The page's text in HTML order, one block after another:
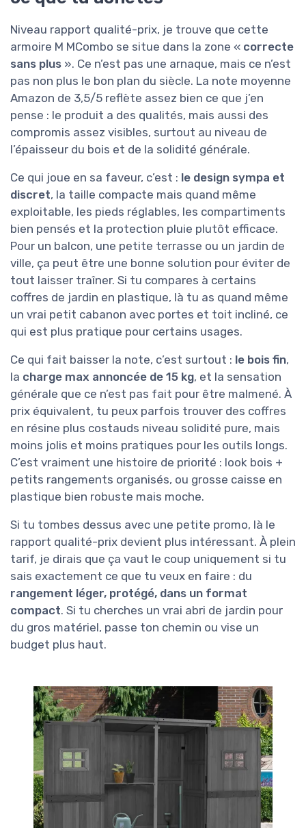
Niveau rapport qualité-prix, je trouve que cette
armoire M MCombo se situe dans la zone « correcte
sans plus ». Ce n’est pas une arnaque, mais ce n’est
pas non plus le bon plan du siècle. La note moyenne
Amazon de 3,5/5 reflète assez bien ce que j’en
pense : le produit a des qualités, mais aussi des
compromis assez visibles, surtout au niveau de
l’épaisseur du bois et de la solidité générale.
Ce qui joue en sa faveur, c’est : le design sympa et
discret, la taille compacte mais quand même
exploitable, les pieds réglables, les compartiments
bien pensés et la protection pluie plutôt efficace.
Pour un balcon, une petite terrasse ou un jardin de
ville, ça peut être une bonne solution pour éviter de
tout laisser traîner. Si tu compares à certains
coffres de jardin en plastique, là tu as quand même
un vrai petit cabanon avec portes et toit incliné, ce
qui est plus pratique pour certains usages.
Ce qui fait baisser la note, c’est surtout : le bois fin,
la charge max annoncée de 15 kg, et la sensation
générale que ce n’est pas fait pour être malmené. À
prix équivalent, tu peux parfois trouver des coffres
en résine plus costauds niveau solidité pure, mais
moins jolis et moins pratiques pour les outils longs.
C’est vraiment une histoire de priorité : look bois +
petits rangements organisés, ou grosse caisse en
plastique bien robuste mais moche.
Si tu tombes dessus avec une petite promo, là le
rapport qualité-prix devient plus intéressant. À plein
tarif, je dirais que ça vaut le coup uniquement si tu
sais exactement ce que tu veux en faire : du
rangement léger, protégé, dans un format
compact. Si tu cherches un vrai abri de jardin pour
du gros matériel, passe ton chemin ou vise un
budget plus haut.